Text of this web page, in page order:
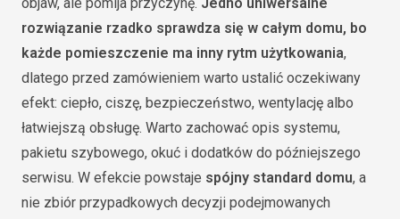
rozwiązanie rzadko sprawdza się w całym domu, bo
każde pomieszczenie ma inny rytm użytkowania,
dlatego przed zamówieniem warto ustalić oczekiwany
efekt: ciepło, ciszę, bezpieczeństwo, wentylację albo
łatwiejszą obsługę. Warto zachować opis systemu,
pakietu szybowego, okuć i dodatków do późniejszego
serwisu. W efekcie powstaje spójny standard domu, a
nie zbiór przypadkowych decyzji podejmowanych